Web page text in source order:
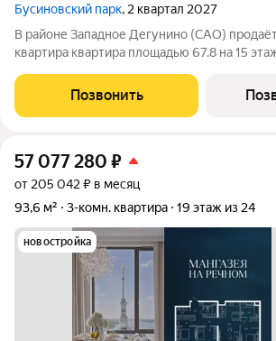
Бусиновский парк, 2 квартал 2027
В районе Западное Дегунино (САО)
квартира квартира площадью 67.8 на 15
Удобное расположение: 20 минут пешком
«Ховрино» и 15 минут от МЦД
Позвонить
57 077 280 ₽
от 205 042 ₽ в месяц
93,6 м²
3-комн. квартира 19 этаж из 24
новостройка